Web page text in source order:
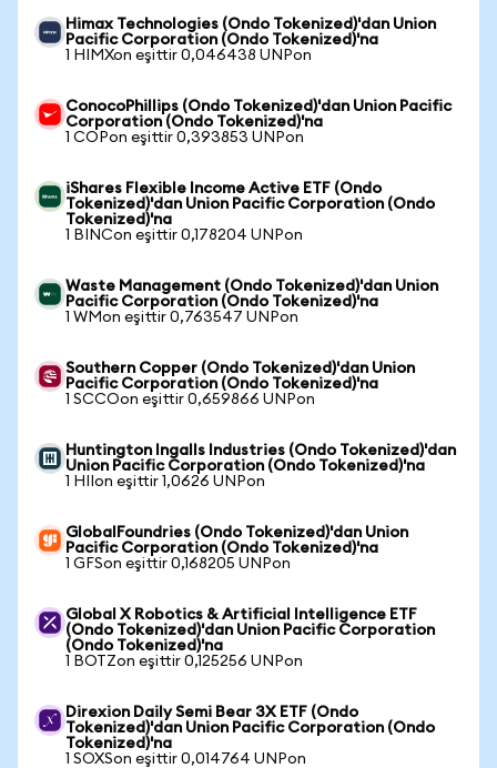
Himax Technologies (Ondo Tokenized)'dan Union
Pacific Corporation (Ondo Tokenized)'na
1 HIMXon eşittir 0,046438 UNPon
ConocoPhillips (Ondo Tokenized)'dan Union Pacific
Corporation (Ondo Tokenized)'na
1 COPon eşittir 0,393853 UNPon
iShares Flexible Income Active ETF (Ondo
Tokenized)'dan Union Pacific Corporation (Ondo
Tokenized)'na
1 BINCon eşittir 0,178204 UNPon
Waste Management (Ondo Tokenized)'dan Union
Pacific Corporation (Ondo Tokenized)'na
1 WMon eşittir 0,763547 UNPon
Southern Copper (Ondo Tokenized)'dan Union
Pacific Corporation (Ondo Tokenized)'na
1 SCCOon eşittir 0,659866 UNPon
Huntington Ingalls Industries (Ondo Tokenized)'dan
Union Pacific Corporation (Ondo Tokenized)'na
1 HIIon eşittir 1,0626 UNPon
GlobalFoundries (Ondo Tokenized)'dan Union
Pacific Corporation (Ondo Tokenized)'na
1 GFSon eşittir 0,168205 UNPon
Global X Robotics & Artificial Intelligence ETF
(Ondo Tokenized)'dan Union Pacific Corporation
(Ondo Tokenized)'na
1 BOTZon eşittir 0,125256 UNPon
Direxion Daily Semi Bear 3X ETF (Ondo
Tokenized)'dan Union Pacific Corporation (Ondo
Tokenized)'na
1 SOXSon eşittir 0,014764 UNPon